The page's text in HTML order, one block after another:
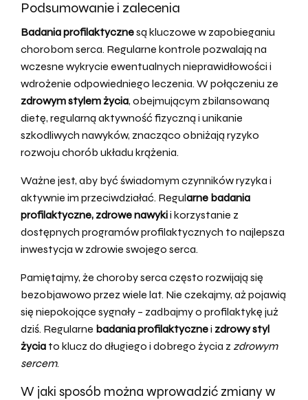
Podsumowanie i zalecenia
Badania profilaktycznesą kluczowe w zapobieganiu
chorobom serca. Regularne kontrole pozwalają na
wczesne wykrycie ewentualnych nieprawidłowości i
wdrożenie odpowiedniego leczenia. W połączeniu ze
zdrowym stylem życia, obejmującym zbilansowaną
dietę, regularną aktywność fizyczną i unikanie
szkodliwych nawyków, znacząco obniżają ryzyko
rozwoju chorób układu krążenia.
Ważne jest, aby być świadomym czynników ryzyka i
aktywnie im przeciwdziałać. Regularne badania
profilaktyczne, zdrowe nawykii korzystanie z
dostępnych programów profilaktycznych to najlepsza
inwestycja w zdrowie swojego serca.
Pamiętajmy, że choroby serca często rozwijają się
bezobjawowo przez wiele lat. Nie czekajmy, aż pojawią
się niepokojące sygnały – zadbajmy o profilaktykę już
dziś. Regularne badania profilaktycznei zdrowy styl
życia to klucz do długiego i dobrego życia z zdrowym
sercem.
W jaki sposób można wprowadzić zmiany w